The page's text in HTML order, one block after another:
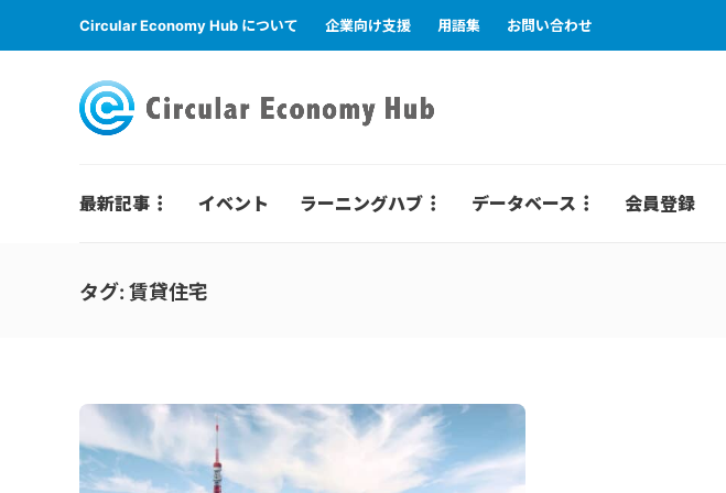
Circular Economy Hub について 企業向け支援 用語集 お問い合わせ
最新記事 イベント ラーニングハブ データベース 会員登録
タグ: 賃貸住宅